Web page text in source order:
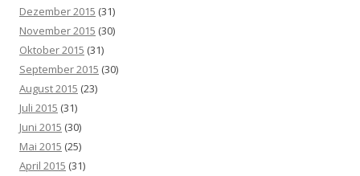
Dezember 2015 (31)
November 2015 (30)
Oktober 2015 (31)
September 2015 (30)
August 2015 (23)
Juli 2015 (31)
Juni 2015 (30)
Mai 2015 (25)
April 2015 (31)